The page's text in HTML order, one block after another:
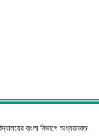
বাংলা বিভাগে অধ্যয়নরত৷